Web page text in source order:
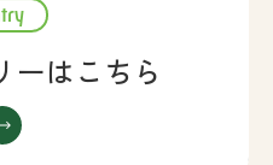
ーはこちら